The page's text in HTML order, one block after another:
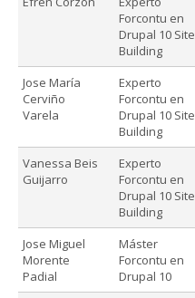
Forcontu en
Drupal 10 Site
Building
Jose María
Cerviño
Varela
Experto
Forcontu en
Drupal 10 Site
Building
Vanessa Beis
Guijarro
Experto
Forcontu en
Drupal 10 Site
Building
Jose Miguel
Morente
Padial
Máster
Forcontu en
Drupal 10